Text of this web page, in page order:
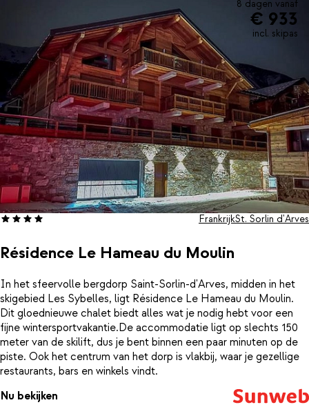
8 dagen vanaf
€ 933
incl. skipas
Résidence Le Hameau du Moulin
FrankrijkSt. Sorlin d'Arves
In het sfeervolle bergdorp Saint-Sorlin-d'Arves, midden in het
skigebied Les Sybelles, ligt Résidence Le Hameau du Moulin.
Dit gloednieuwe chalet biedt alles wat je nodig hebt voor een
fijne wintersportvakantie.De accommodatie ligt op slechts 150
meter van de skilift, dus je bent binnen een paar minuten op de
piste. Ook het centrum van het dorp is vlakbij, waar je gezellige
restaurants, bars en winkels vindt.
Nu bekijken